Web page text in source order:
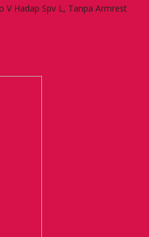
V Hadap Spv L, Tanpa Armrest